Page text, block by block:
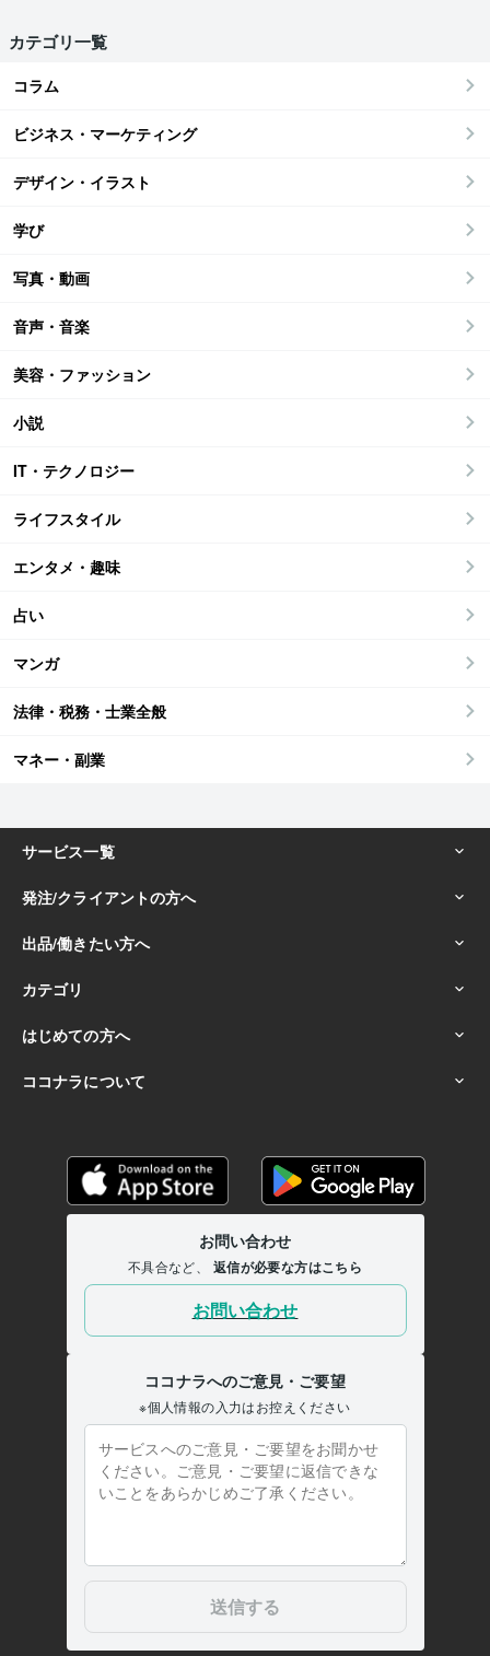
カテゴリ一覧
コラム
ビジネス・マーケティング
デザイン・イラスト
学び
写真・動画
音声・音楽
美容・ファッション
小説
IT・テクノロジー
ライフスタイル
エンタメ・趣味
占い
マンガ
法律・税務・士業全般
マネー・副業